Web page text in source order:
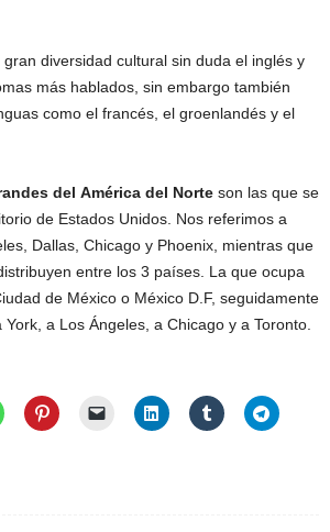
diversidad cultural sin duda el inglés y
más hablados, sin embargo también
como el francés, el groenlandés y el
del América del Norte son las que se
de Estados Unidos. Nos referimos a
Dallas, Chicago y Phoenix, mientras que
entre los 3 países. La que ocupa
de México o México D.F, seguidamente
a Los Ángeles, a Chicago y a Toronto.